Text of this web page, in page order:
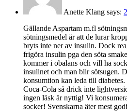
Anette Klang says:
Gällande Aspartam m.fl
sötningsmedel är att de lurar
bryts inte ner av insulin. Dock
frigöra insulin pga den söta
kommer i obalans och vill ha
insulinet och man blir sötsugen.
konsumtion kan leda till
Coca-Cola så drick inte
ingen läsk är nyttig! Vi
socker! Svenskarna äter mest